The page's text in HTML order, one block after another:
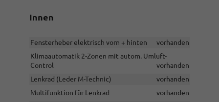
Innen
Fensterheber elektrisch vorn + hinten
vorhanden
Klimaautomatik 2-Zonen mit autom. Umluft-
Control
vorhanden
Lenkrad (Leder M-Technic)
vorhanden
Multifunktion für Lenkrad
vorhanden